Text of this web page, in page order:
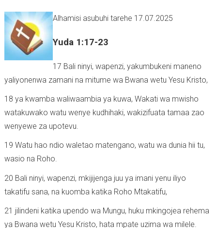
s
i
Alhamisi asubuhi tarehe 17.07.2025
Yuda 1:17-23
17 Bali ninyi, wapenzi, yakumbukeni maneno
yaliyonenwa zamani na mitume wa Bwana wetu Yesu Kristo,
18 ya kwamba waliwaambia ya kuwa, Wakati wa mwisho
watakuwako watu wenye kudhihaki, wakizifuata tamaa zao
wenyewe za upotevu.
19 Watu hao ndio waletao matengano, watu wa dunia hii tu,
wasio na Roho.
20 Bali ninyi, wapenzi, mkijijenga juu ya imani yenu iliyo
takatifu sana, na kuomba katika Roho Mtakatifu,
21 jilindeni katika upendo wa Mungu, huku mkingojea rehema
ya Bwana wetu Yesu Kristo, hata mpate uzima wa milele.